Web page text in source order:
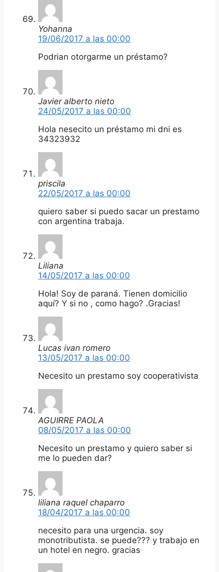
Yohanna
19/06/2017 a las 00:00
Podrian otorgarme un préstamo?
Javier alberto nieto
24/05/2017 a las 00:00
Hola nesecito un préstamo mi dni es
34323932
priscila
22/05/2017 a las 00:00
quiero saber si puedo sacar un prestamo
con argentina trabaja.
Liliana
14/05/2017 a las 00:00
Hola! Soy de paraná. Tienen domicilio
aquí? Y si no , como hago? .Gracias!
Lucas ivan romero
13/05/2017 a las 00:00
Necesito un prestamo soy cooperativista
AGUIRRE PAOLA
08/05/2017 a las 00:00
Necesito un prestamo y quiero saber si
me lo pueden dar?
liliana raquel chaparro
18/04/2017 a las 00:00
necesito para una urgencia. soy
monotributista. se puede??? y trabajo en
un hotel en negro. gracias